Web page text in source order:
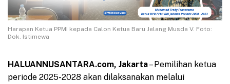
Harapan Ketua PPMI kepada Calon Ketua Baru Jelang Musda V. Foto:
Dok. Istimewa
HALUANNUSANTARA.com, Jakarta– Pemilihan ketua
periode 2025-2028 akan dilaksanakan melalui